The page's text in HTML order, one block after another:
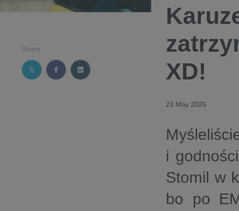
Share
XD!
23 May 2025
i
Stomil w
bo po